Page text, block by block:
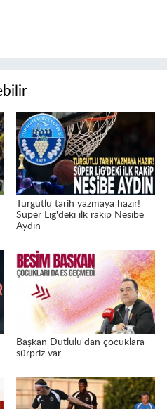
Turgutlu tarih yazmaya hazır!
Süper Lig'deki ilk rakip Nesibe
Aydın
Başkan Dutlulu'dan çocuklara
sürpriz var